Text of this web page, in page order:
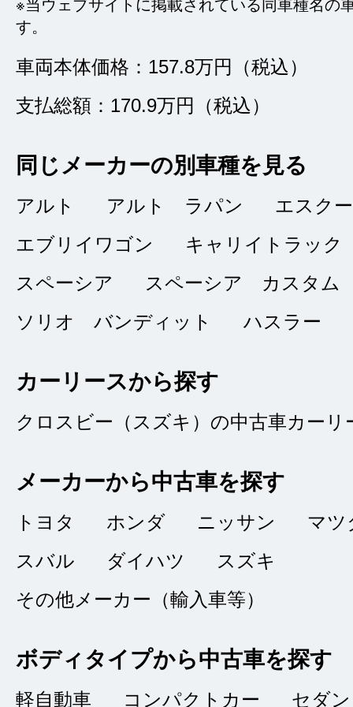
★★★★★
5点
総合評価
2023/12/02
タイトルなし
サイトウ
販売店の評価
接客：5
｜ 雰囲
問合せ： 5｜ 説
車がきれいだった。
5
点
総合評価
2023/08/07
ＯＳＡ
接客：5｜ 雰囲
※当ウェブサイトに掲載されている同車種名の
す。
車両本体価格：157.8万円（税込）
支払総額：170.9万円（税込）
同じメーカーの別車種を見る
アルト アルト ラパン
エスク
エブリイワゴン
キャリイトラック
スペーシア
スペーシア カスタム
ソリオ バンディット
ハスラー
カーリースから探す
クロスビー（スズキ）の中古車カーリ
メーカーから中古車を探す
トヨタ ホンダ ニッサン
マツ
スバル
ダイハツ
スズキ
その他メーカー（輸入車等）
ボディタイプから中古車を探す
軽自動車 コンパクトカー セダン